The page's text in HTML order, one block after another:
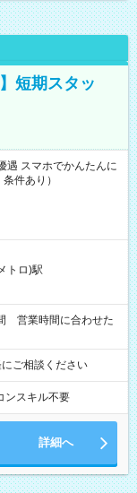
短期スタッ
スマホでかんたんに
件あり）
トロ)駅
ご相談ください
ンスキル不要
詳細へ